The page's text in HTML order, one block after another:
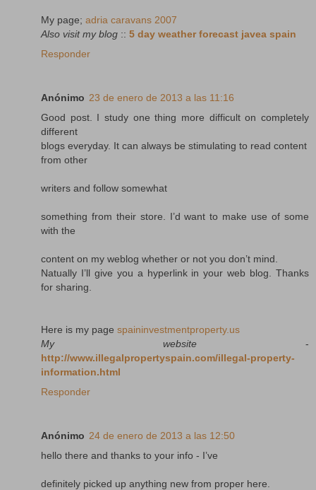
My page; adria caravans 2007
Also visit my blog :: 5 day weather forecast javea spain
Responder
Anónimo 23 de enero de 2013 a las 11:16
Good post. I study one thing more difficult on completely
different
blogs everyday. It can always be stimulating to read content
from other
writers and follow somewhat
something from their store. I’d want to make use of some
with the
content on my weblog whether or not you don’t mind.
Natually I’ll give you a hyperlink in your web blog. Thanks
for sharing.
Here is my page spaininvestmentproperty.us
My website -
http://www.illegalpropertyspain.com/illegal-property-
information.html
Responder
Anónimo 24 de enero de 2013 a las 12:50
hello there and thanks to your info - I’ve
definitely picked up anything new from proper here.